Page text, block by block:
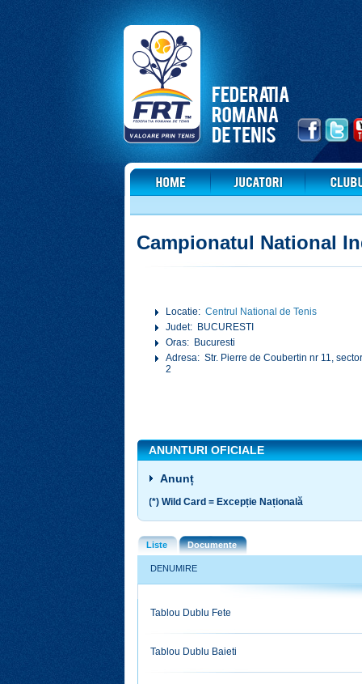
Campionatul National
Locatie:Centrul National de Tenis
Judet: BUCURESTI
Oras: Bucuresti
Adresa: Str. Pierre de Coubertin nr 11,
2
ANUNTURI OFICIALE
Anunț
(*) Wild Card = Excepție Națională
Liste Documente
DENUMIRE
Tablou Dublu Fete
Tablou Dublu Baieti